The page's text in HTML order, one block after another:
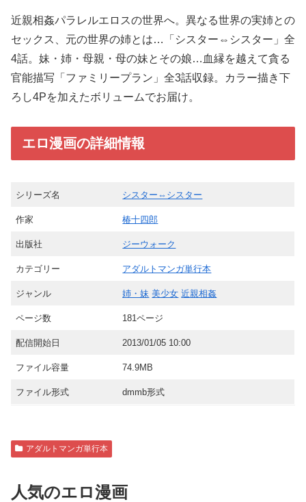
近親相姦パラレルエロスの世界へ。異なる世界の実姉との
セックス、元の世界の姉とは…「シスター⇔シスター」全
4話。妹・姉・母親・母の妹とその娘…血縁を越えて貪る
官能描写「ファミリープラン」全3話収録。カラー描き下
ろし4Pを加えたボリュームでお届け。
エロ漫画の詳細情報
シリーズ名 シスター⇔シスター
作家 椿十四郎
出版社 ジーウォーク
カテゴリー アダルトマンガ単行本
ジャンル 姉・妹 美少女 近親相姦
ページ数 181ページ
配信開始日 2013/01/05 10:00
ファイル容量 74.9MB
ファイル形式 dmmb形式
アダルトマンガ単行本
人気のエロ漫画